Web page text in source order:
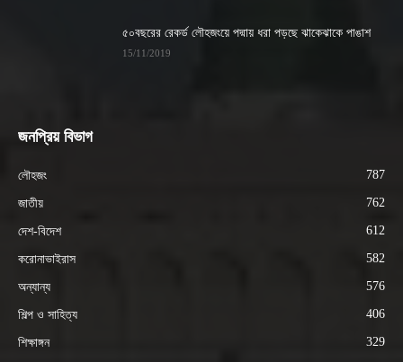
৫০বছরের রেকর্ড লৌহজংয়ে পদ্মায় ধরা পড়ছে ঝাকেঝাকে পাঙাশ
15/11/2019
জনপ্রিয় বিভাগ
লৌহজং 787
জাতীয় 762
দেশ-বিদেশ 612
করোনাভাইরাস 582
অন্যান্য 576
শিল্প ও সাহিত্য 406
শিক্ষাঙ্গন 329